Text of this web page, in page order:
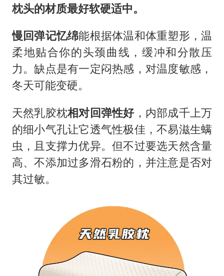
枕头的材质最好软硬适中。
慢回弹记忆绵能根据体温和体重塑形，温
柔地贴合你的头颈曲线，缓冲和分散压
力。缺点是有一定闷热感，对温度敏感，
冬天可能变硬。
天然乳胶枕相对回弹性好，内部成千上万
的细小气孔让它透气性极佳，不易滋生螨
虫，且支撑力优异。但不过要选天然含量
高、不添加过多滑石粉的，并注意是否对
其过敏。